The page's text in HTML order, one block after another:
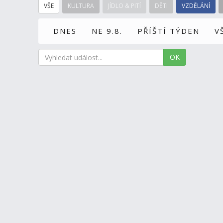
VŠE KULTURA JÍDLO & PITÍ DĚTI VZDĚLÁNÍ
DNES NE 9.8. PŘÍŠTÍ TÝDEN
OK